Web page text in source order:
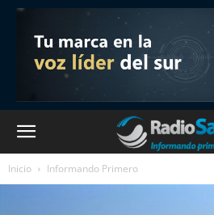
Inicio Informando Primero